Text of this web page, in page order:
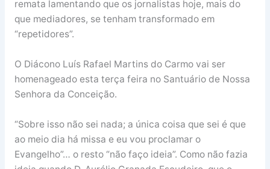
remata lamentando que os jornalistas hoje, mais do
que mediadores, se tenham transformado em
“repetidores”.
O Diácono Luís Rafael Martins do Carmo vai ser
homenageado esta terça feira no Santuário de Nossa
Senhora da Conceição.
“Sobre isso não sei nada; a única coisa que sei é que
ao meio dia há missa e eu vou proclamar o
Evangelho”… o resto “não faço ideia”. Como não fazia